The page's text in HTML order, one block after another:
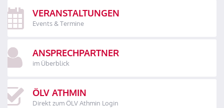
VERANSTALTUNGEN
Events & Termine
ANSPRECHPARTNER
im Überblick
ÖLV ATHMIN
Direkt zum ÖLV Athmin Login